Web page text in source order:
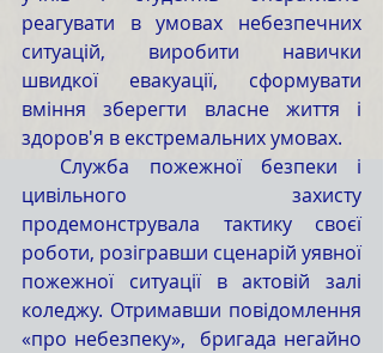
реагувати в умовах небезпечних
ситуацій, виробити навички
швидкої евакуації, сформувати
вміння зберегти власне життя і
здоров'я в екстремальних умовах.
цивільного захисту
продемонструвала тактику своєї
роботи, розігравши сценарій уявної
пожежної ситуації в актовій залі
коледжу. Отримавши повідомлення
«про небезпеку»,  бригада негайно